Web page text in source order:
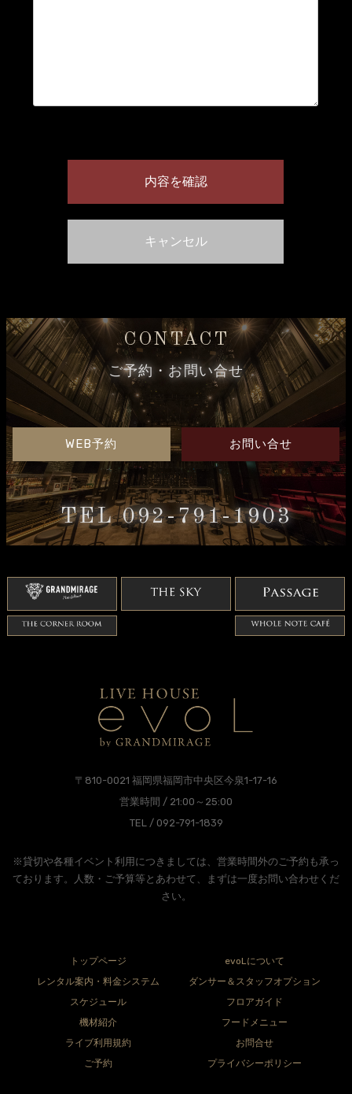
CONTACT
ご予約・お問い合せ
WEB予約 お問い合せ
TEL 092-791-1903
〒810-0021 福岡県福岡市中央区今泉1-17-16
営業時間 / 21:00～25:00
TEL / 092-791-1839
※貸切や各種イベント利用につきましては、営業時間外のご予約も承っ
ております。人数・ご予算等とあわせて、まずは一度お問い合わせくだ
さい。
トップページ
evoLについて
レンタル案内・料金システム
ダンサー＆スタッフオプション
スケジュール
フロアガイド
機材紹介
フードメニュー
ライブ利用規約
お問合せ
ご予約
プライバシーポリシー